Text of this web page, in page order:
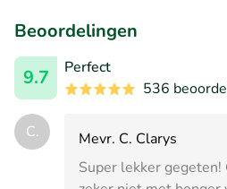
Beoordelingen
9.7
Perfect
536
C.
Mevr. C. Clarys
Super lekker